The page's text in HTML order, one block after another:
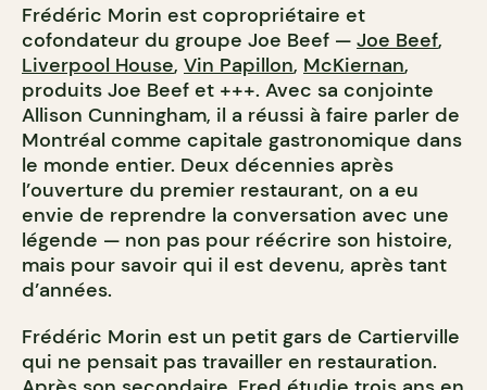
Frédéric Morin est copropriétaire et
cofondateur du groupe Joe Beef — Joe Beef,
Liverpool House, Vin Papillon, McKiernan,
produits Joe Beef et +++. Avec sa conjointe
Allison Cunningham, il a réussi à faire parler de
Montréal comme capitale gastronomique dans
le monde entier. Deux décennies après
l’ouverture du premier restaurant, on a eu
envie de reprendre la conversation avec une
légende — non pas pour réécrire son histoire,
mais pour savoir qui il est devenu, après tant
d’années.
Frédéric Morin est un petit gars de Cartierville
qui ne pensait pas travailler en restauration.